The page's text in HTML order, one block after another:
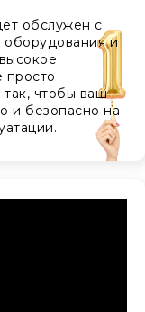
обслужен с
оборудования и
просто
так, чтобы ваш
и безопасно на